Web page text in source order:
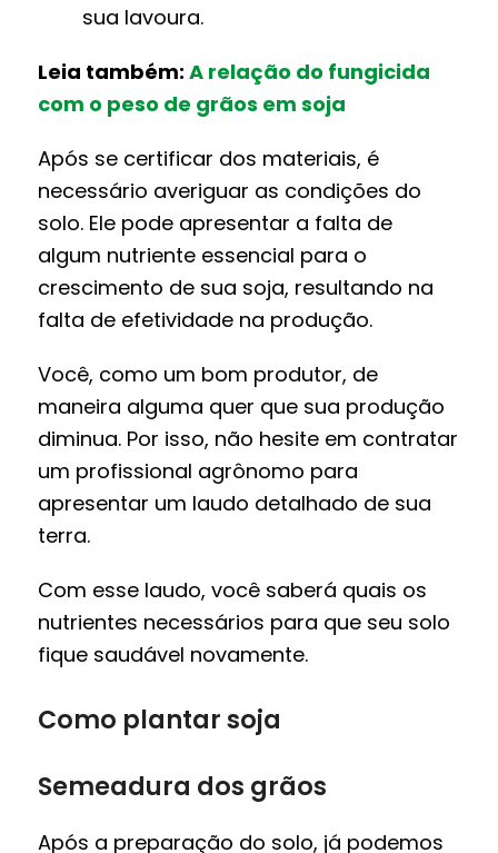
sua lavoura.
Leia também: A relação do fungicida
com o peso de grãos em soja
Após se certificar dos materiais, é
necessário averiguar as condições do
solo. Ele pode apresentar a falta de
algum nutriente essencial para o
crescimento de sua soja, resultando na
falta de efetividade na produção.
Você, como um bom produtor, de
maneira alguma quer que sua produção
diminua. Por isso, não hesite em contratar
um profissional agrônomo para
apresentar um laudo detalhado de sua
terra.
Com esse laudo, você saberá quais os
nutrientes necessários para que seu solo
fique saudável novamente.
Como plantar soja
Semeadura dos grãos
Após a preparação do solo, já podemos